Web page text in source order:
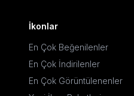
İkonlar
En Çok Beğenilenler
En Çok İndirilenler
En Çok Görüntülenenler